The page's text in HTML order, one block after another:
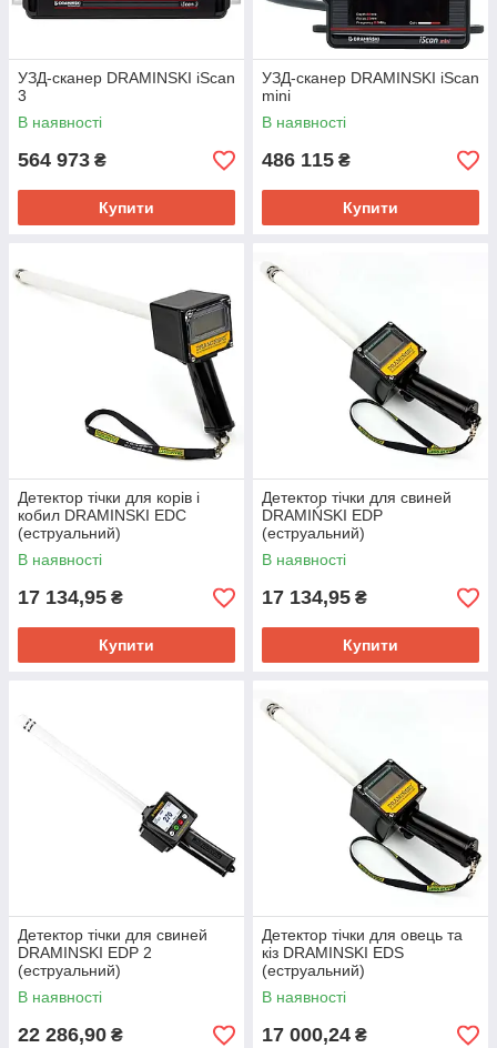
УЗД-сканер DRAMINSKI iScan
3
В наявності
564 973 ₴
Купити
УЗД-сканер DRAMINSKI iScan
mini
В наявності
486 115 ₴
Купити
Детектор тічки для корів і
кобил DRAMINSKI EDC
(еструальний)
В наявності
17 134,95 ₴
Купити
Детектор тічки для свиней
DRAMIŃSKI EDP
(еструальний)
В наявності
17 134,95 ₴
Купити
Детектор тічки для свиней
DRAMINSKI EDP 2
(еструальний)
В наявності
22 286,90 ₴
Детектор тічки для овець та
кіз DRAMINSKI EDS
(еструальний)
В наявності
17 000,24 ₴